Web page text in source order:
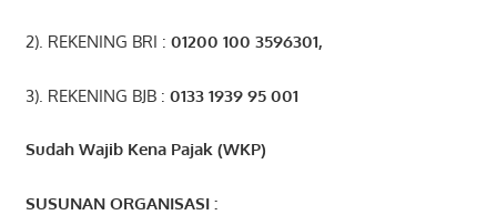
2). REKENING BRI : 01200 100 3596301,
3). REKENING BJB : 0133 1939 95 001
Sudah Wajib Kena Pajak (WKP)
SUSUNAN ORGANISASI :